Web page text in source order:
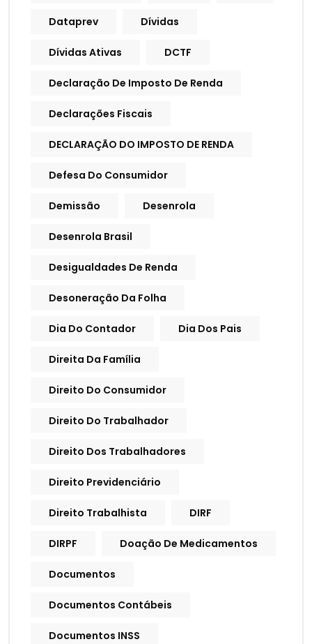
Dataprev Dívidas
Dívidas Ativas DCTF
Declaração De Imposto De Renda
Declarações Fiscais
DECLARAÇÃO DO IMPOSTO DE RENDA
Defesa Do Consumidor
Demissão Desenrola
Desenrola Brasil
Desigualdades De Renda
Desoneração Da Folha
Dia Do Contador Dia Dos Pais
Direita Da Família
Direito Do Consumidor
Direito Do Trabalhador
Direito Dos Trabalhadores
Direito Previdenciário
Direito Trabalhista DIRF
DIRPF Doação De Medicamentos
Documentos
Documentos Contábeis
Documentos INSS